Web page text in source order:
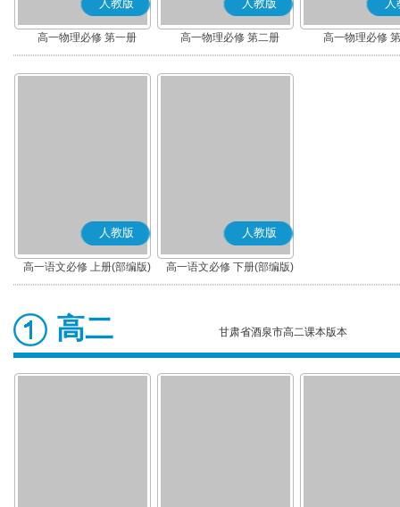
人教版
高一物理必修 第一册
人教版
高一物理必修 第二册
人
高一物理必修
人教版
高一语文必修 上册(部编版)
人教版
高一语文必修 下册(部编版)
高二 甘肃省酒泉市高二课本版本